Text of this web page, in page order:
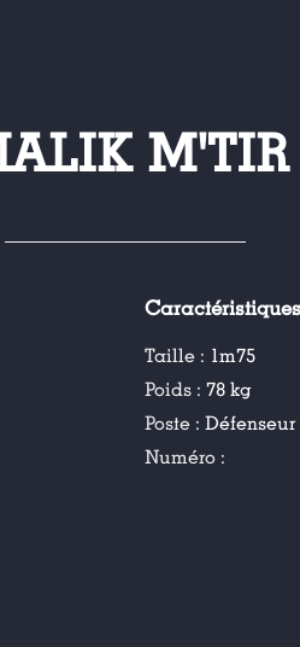
M'TIR
Caractéristiques
Taille : 1m75
Poids :78 kg
Poste :Défenseur
Numéro :